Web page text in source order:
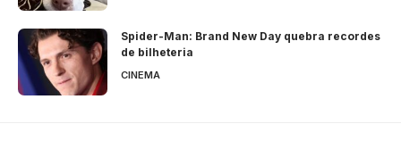
Spider-Man: Brand New Day quebra recordes
de bilheteria
CINEMA